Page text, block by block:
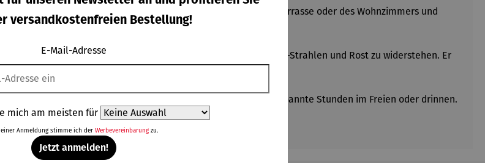
Platz. Er ist ideal zum Dekorieren des Balkons, der Terrasse oder des Wohnzimmers und
Hauptkonstruktion pulverbeschichtet ist, um Wasser, UV-Strahlen und Rost zu widerstehen. Er
macht diesen Schaukelstuhl zu einer perfekten Wahl für entspannte Stunden im Freien oder drinnen.
versandkostenfreien Bestellung!
E-Mail-Adresse
mich am meisten für
Anmeldung stimme ich der Werbevereinbarungzu.
Jetzt anmelden!